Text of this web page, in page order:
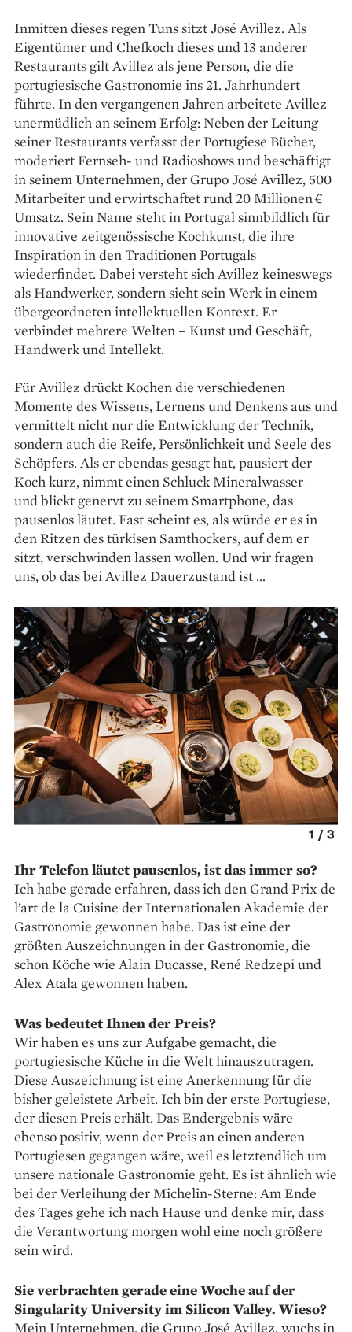
Inmitten dieses regen Tuns sitzt José Avillez. Als
Eigentümer und Chefkoch dieses und 13 anderer
Restaurants gilt Avillez als jene Person, die die
portugiesische Gastronomie ins 21. Jahrhundert
führte. In den vergangenen Jahren arbeitete Avillez
unermüdlich an seinem Erfolg: Neben der Leitung
seiner Restaurants verfasst der Portugiese Bücher,
moderiert Fernseh- und Radioshows und beschäftigt
in seinem Unternehmen, der Grupo José Avillez, 500
Mitarbeiter und erwirtschaftet rund 20 Millionen €
Umsatz. Sein Name steht in Portugal sinnbildlich für
innovative zeitgenössische Kochkunst, die ihre
Inspiration in den Traditionen Portugals
wiederfindet. Dabei versteht sich Avillez keineswegs
als Handwerker, sondern sieht sein Werk in einem
übergeordneten intellektuellen Kontext. Er
verbindet mehrere Welten – Kunst und Geschäft,
Handwerk und Intellekt.
Für Avillez drückt Kochen die verschiedenen
Momente des Wissens, Lernens und Denkens aus und
vermittelt nicht nur die Entwicklung der Technik,
sondern auch die Reife, Persönlichkeit und Seele des
Schöpfers. Als er ebendas gesagt hat, pausiert der
Koch kurz, nimmt einen Schluck Mineralwasser –
und blickt genervt zu seinem Smartphone, das
pausenlos läutet. Fast scheint es, als würde er es in
den Ritzen des türkisen Samthockers, auf dem er
sitzt, verschwinden lassen wollen. Und wir fragen
uns, ob das bei Avillez Dauerzustand ist …
2 /3
Ihr Telefon läutet pausenlos, ist das immer so?
Ich habe gerade erfahren, dass ich den Grand Prix de
l’art de la Cuisine der Internationalen Akademie der
Gastronomie gewonnen habe. Das ist eine der
größten Auszeichnungen in der Gastronomie, die
schon Köche wie Alain Ducasse, René Redzepi und
Alex Atala gewonnen haben.
Was bedeutet Ihnen der Preis?
Wir haben es uns zur Aufgabe gemacht, die
portugiesische Küche in die Welt hinauszutragen.
Diese Auszeichnung ist eine Anerkennung für die
bisher geleistete Arbeit. Ich bin der erste Portugiese,
der diesen Preis erhält. Das Endergebnis wäre
ebenso positiv, wenn der Preis an einen anderen
Portugiesen gegangen wäre, weil es letztendlich um
unsere nationale Gastronomie geht. Es ist ähnlich wie
bei der Verleihung der Michelin-Sterne: Am Ende
des Tages gehe ich nach Hause und denke mir, dass
die Verantwortung morgen wohl eine noch größere
sein wird.
Sie verbrachten gerade eine Woche auf der
Singularity University im Silicon Valley. Wieso?
Mein Unternehmen, die Grupo José Avillez, wuchs in